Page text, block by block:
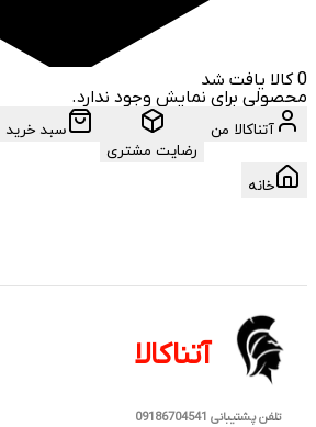
0 کالا یافت شد
محصولی برای نمایش وجود ندارد.
آتناکالا من
رضایت مشتری
سبد خرید
خانه
آتناکالا
تلفن پشتیبانی 09186704541